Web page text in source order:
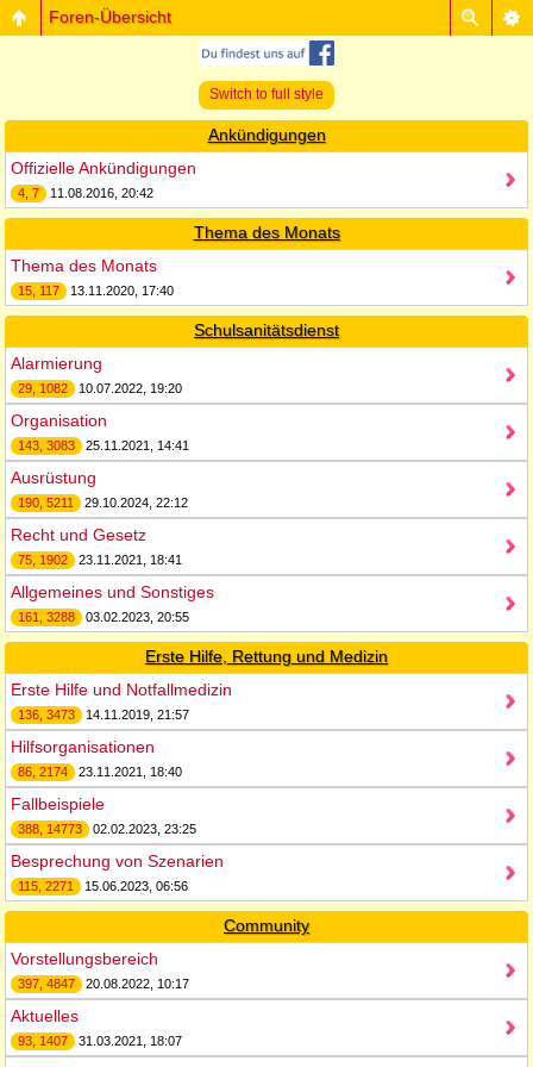
Foren-Übersicht
Switch to full style
Ankündigungen
Offizielle Ankündigungen
4, 7 11.08.2016, 20:42
Thema des Monats
Thema des Monats
15, 117 13.11.2020, 17:40
Schulsanitätsdienst
Alarmierung
29, 1082 10.07.2022, 19:20
Organisation
143, 3083 25.11.2021, 14:41
Ausrüstung
190, 5211 29.10.2024, 22:12
Recht und Gesetz
75, 1902 23.11.2021, 18:41
Allgemeines und Sonstiges
161, 3288 03.02.2023, 20:55
Erste Hilfe, Rettung und Medizin
Erste Hilfe und Notfallmedizin
136, 3473 14.11.2019, 21:57
Hilfsorganisationen
86, 2174 23.11.2021, 18:40
Fallbeispiele
388, 14773 02.02.2023, 23:25
Besprechung von Szenarien
115, 2271 15.06.2023, 06:56
Community
Vorstellungsbereich
397, 4847 20.08.2022, 10:17
Aktuelles
93, 1407 31.03.2021, 18:07